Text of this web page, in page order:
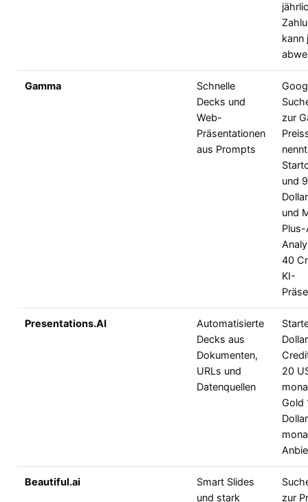
kann
Gamma
Schnelle
Decks und
Web-
Präsentationen
aus Prompts
zur
und
und
40
KI-
Presentations.AI
Automatisierte
Decks aus
Dokumenten,
URLs und
Datenquellen
20
Gold
Dollar
Beautiful.ai
Smart Slides
und stark
zur